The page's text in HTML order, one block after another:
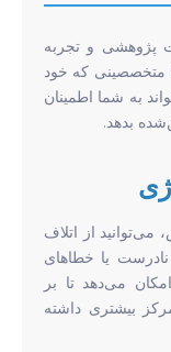
پژوهشی و تجربه
متخصصینی که خود
به شما اطمینان
بدهد.
از اتلاف
یا خطاهای
می‌دهد تا بر
بیشتری داشته